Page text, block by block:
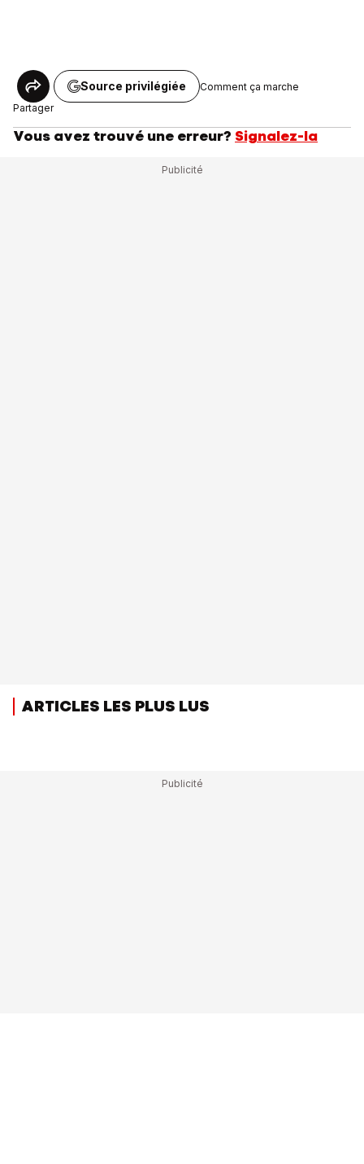
Partager
Source privilégiée Comment ça marche
Vous avez trouvé une erreur? Signalez-la
ARTICLES LES PLUS LUS